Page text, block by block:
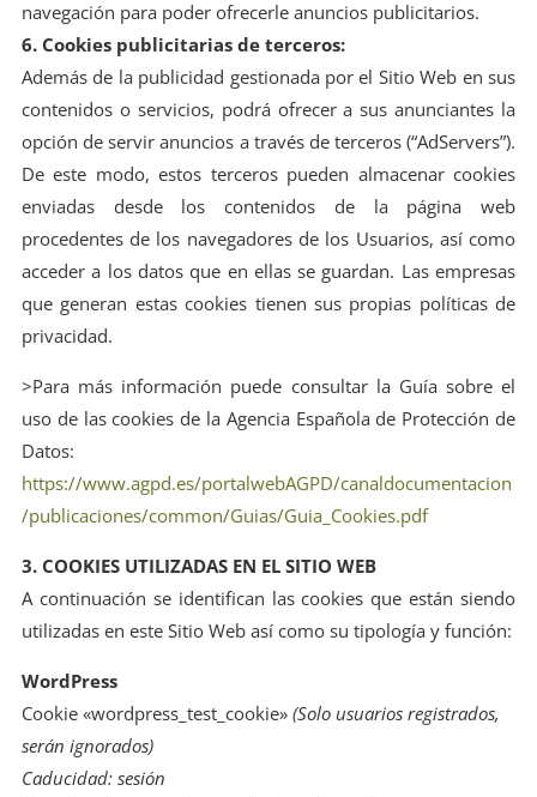
navegación para poder ofrecerle anuncios publicitarios.
6. Cookies publicitarias de terceros:
Además de la publicidad gestionada por el Sitio Web en sus
contenidos o servicios, podrá ofrecer a sus anunciantes la
opción de servir anuncios a través de terceros (“AdServers”).
De este modo, estos terceros pueden almacenar cookies
enviadas desde los contenidos de la página web
procedentes de los navegadores de los Usuarios, así como
acceder a los datos que en ellas se guardan. Las empresas
que generan estas cookies tienen sus propias políticas de
privacidad.
>Para más información puede consultar la Guía sobre el
uso de las cookies de la Agencia Española de Protección de
Datos:
https://www.agpd.es/portalwebAGPD/canaldocumentacion
/publicaciones/common/Guias/Guia_Cookies.pdf
3. COOKIES UTILIZADAS EN EL SITIO WEB
A continuación se identifican las cookies que están siendo
utilizadas en este Sitio Web así como su tipología y función:
WordPress
Cookie «wordpress_test_cookie» (Solo usuarios registrados,
serán ignorados)
Caducidad: sesión